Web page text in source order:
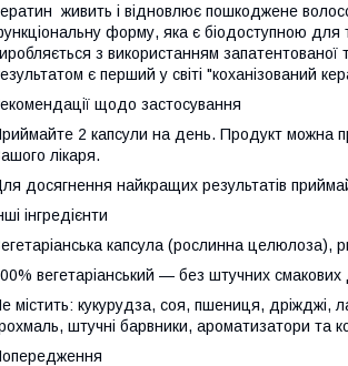
живить і відновлює пошкоджене
форму, яка є біодоступною для
з використанням запатентованої
є перший у світі "коханізований
щодо застосування
2 капсули на день. Продукт можна
лікаря.
досягнення найкращих результатів
інгредієнти
капсула (рослинна целюлоза),
вегетаріанський — без штучних смакових
містить: кукурудза, соя, пшениця, дріжджі,
штучні барвники, ароматизатори та